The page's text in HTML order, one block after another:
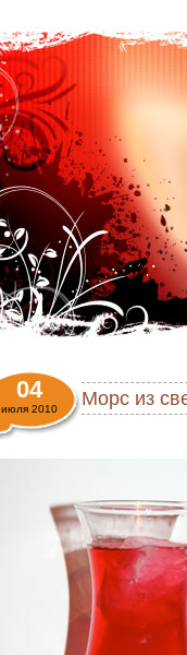
Морс из
04
июля 2010